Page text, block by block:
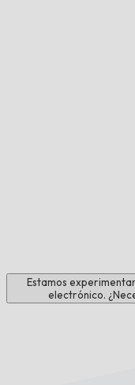
Estamos
electrónico.